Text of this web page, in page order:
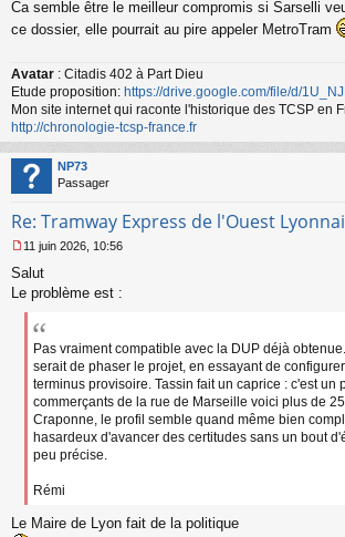
e
s
g
e
n
o
n
l
u
Ca semble être le meilleur compromis si Sarselli
ce dossier, elle pourrait au pire appeler MetroTram
Avatar : Citadis 402 à Part Dieu
Etude proposition: https://drive.google.com/file/d/
Mon site internet qui raconte l'historique des TCSP en
http://chronologie-tcsp-france.fr
NP73
Passager
Re: Tramway Express de l'Ouest
e
s
11 juin 2026, 10:56
Salut
Le problème est :
Pas vraiment compatible avec la DUP déjà
serait de phaser le projet, en essayant de
terminus provisoire. Tassin fait un caprice : c'est un
commerçants de la rue de Marseille voici plus de
Craponne, le profil semble quand même bien
hasardeux d'avancer des certitudes sans un bout
peu précise.
Rémi
Le Maire de Lyon fait de la politique